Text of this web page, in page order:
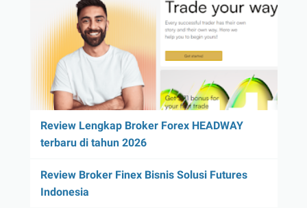
Review Lengkap Broker Forex HEADWAY
terbaru di tahun 2026
Review Broker Finex Bisnis Solusi Futures
Indonesia